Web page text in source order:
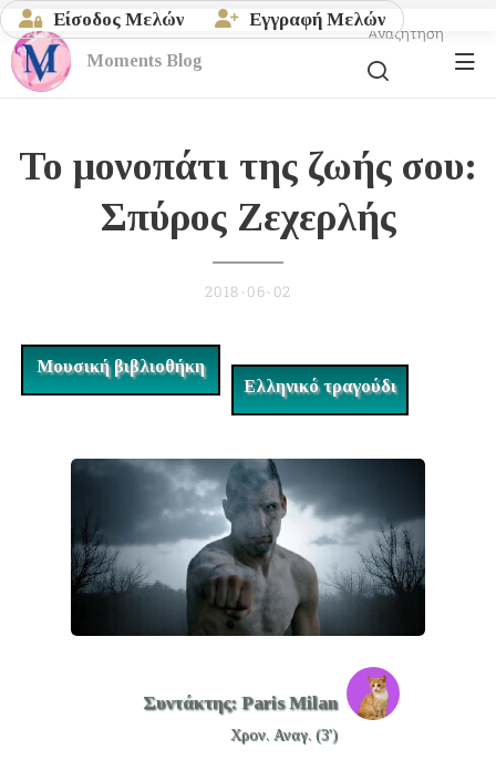
Είσοδος Μελών Εγγραφή Μελών
Moments Blog
Αναζήτηση
Το μονοπάτι της ζωής σου:
Σπύρος Ζεχερλής
2018-06-02
Μουσική βιβλιοθήκη
Ελληνικό τραγούδι
Συντάκτης: Paris Milan
Χρον. Αναγ. (3')